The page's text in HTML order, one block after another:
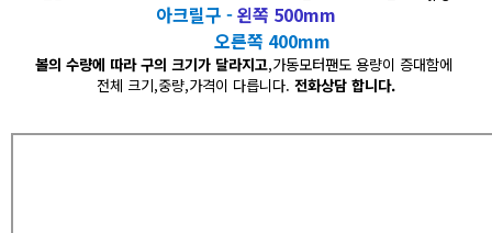
아크릴구 -왼쪽 500mm
오른쪽 400mm
볼의 수량에 따라 구의 크기가 달라지고,가동모터팬도 용량이 증대함에
전체 크기,중량,가격이 다릅니다. 전화상담 합니다.